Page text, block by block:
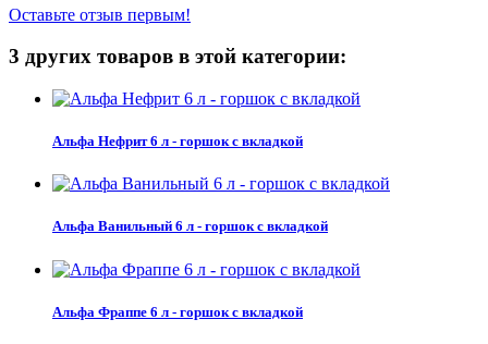
Оставьте отзыв первым!
3 других товаров в этой категории:
Альфа Нефрит 6 л - горшок с вкладкой
Альфа Ванильный 6 л - горшок с вкладкой
Альфа Фраппе 6 л - горшок с вкладкой